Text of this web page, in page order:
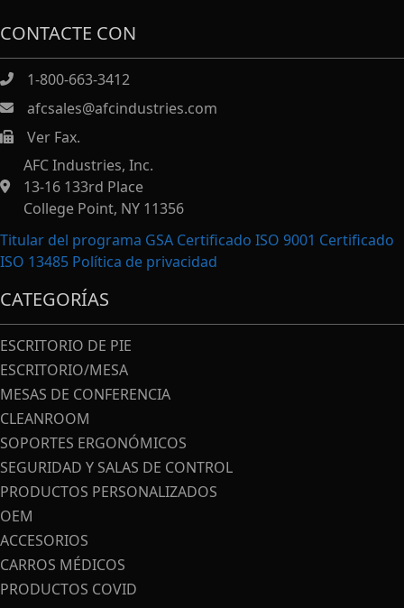
CONTACTE CON
1-800-663-3412
afcsales@afcindustries.com
https://afcindustries.com/contact/#:~:text=Fax
Ver Fax.
AFC Industries, Inc.
13-16 133rd Place
College Point, NY 11356
Titular del programa GSA Certificado ISO 9001 Certificado
ISO 13485 Política de privacidad
CATEGORÍAS
ESCRITORIO DE PIE
ESCRITORIO/MESA
MESAS DE CONFERENCIA
CLEANROOM
SOPORTES ERGONÓMICOS
SEGURIDAD Y SALAS DE CONTROL
PRODUCTOS PERSONALIZADOS
OEM
ACCESORIOS
CARROS MÉDICOS
PRODUCTOS COVID